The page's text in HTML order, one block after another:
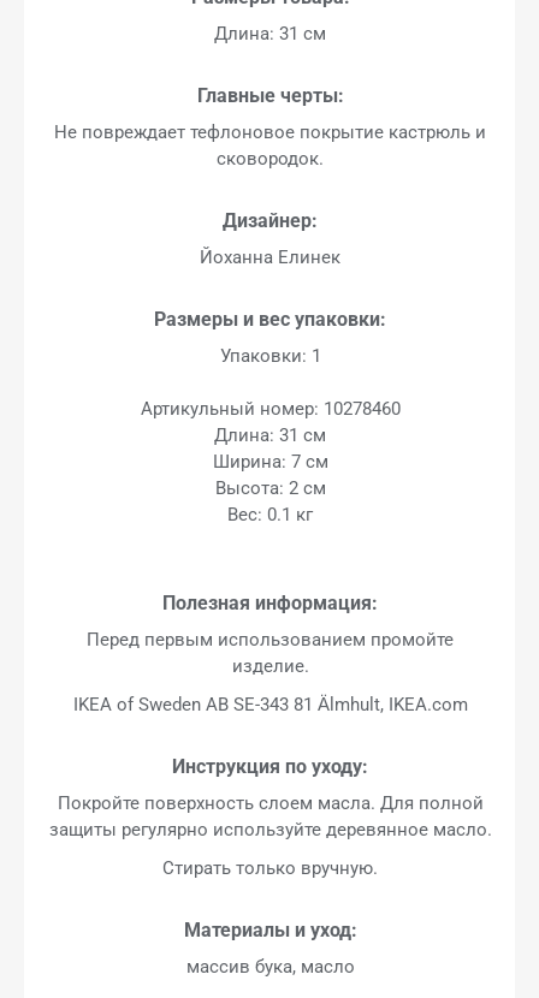
Длина: 31 см
Главные черты:
Не повреждает тефлоновое покрытие кастрюль и
сковородок.
Дизайнер:
Йоханна Елинек
Размеры и вес упаковки:
Упаковки: 1
Артикульный номер: 10278460
Длина: 31 см
Ширина: 7 см
Высота: 2 см
Вес: 0.1 кг
Полезная информация:
Перед первым использованием промойте
изделие.
IKEA of Sweden AB SE-343 81 Älmhult, IKEA.com
Инструкция по уходу:
Покройте поверхность слоем масла. Для полной
защиты регулярно используйте деревянное масло.
Стирать только вручную.
Материалы и уход:
массив бука, масло